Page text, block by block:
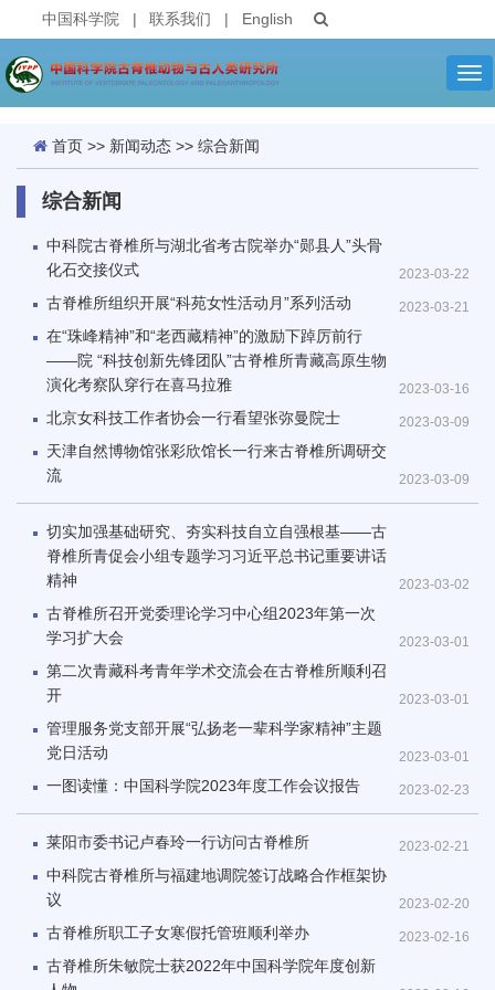
中国科学院 | 联系我们 | English
首页 >> 新闻动态 >> 综合新闻
综合新闻
2023-03-22
中科院古脊椎所与湖北省考古院举办“郧县人”头骨
化石交接仪式
2023-03-21
古脊椎所组织开展“科苑女性活动月”系列活动
2023-03-16
在“珠峰精神”和“老西藏精神”的激励下踔厉前行
——院 “科技创新先锋团队”古脊椎所青藏高原生物
演化考察队穿行在喜马拉雅
2023-03-09
北京女科技工作者协会一行看望张弥曼院士
2023-03-09
天津自然博物馆张彩欣馆长一行来古脊椎所调研交
流
2023-03-02
切实加强基础研究、夯实科技自立自强根基——古
脊椎所青促会小组专题学习习近平总书记重要讲话
精神
2023-03-01
古脊椎所召开党委理论学习中心组2023年第一次
学习扩大会
2023-03-01
第二次青藏科考青年学术交流会在古脊椎所顺利召
开
2023-03-01
管理服务党支部开展“弘扬老一辈科学家精神”主题
党日活动
2023-02-23
一图读懂：中国科学院2023年度工作会议报告
2023-02-21
莱阳市委书记卢春玲一行访问古脊椎所
2023-02-20
中科院古脊椎所与福建地调院签订战略合作框架协
议
2023-02-16
古脊椎所职工子女寒假托管班顺利举办
古脊椎所朱敏院士获2022年中国科学院年度创新